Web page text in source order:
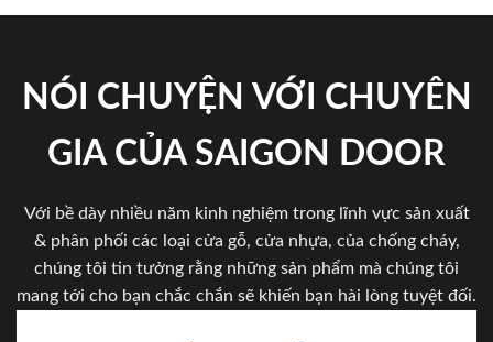
NÓI CHUYỆN VỚI CHUYÊN
GIA CỦA SAIGON DOOR
Với bề dày nhiều năm kinh nghiệm trong lĩnh vực sản xuất
& phân phối các loại cửa gỗ, cửa nhựa, của chống cháy,
chúng tôi tin tưởng rằng những sản phẩm mà chúng tôi
mang tới cho bạn chắc chắn sẽ khiến bạn hài lòng tuyệt đối.